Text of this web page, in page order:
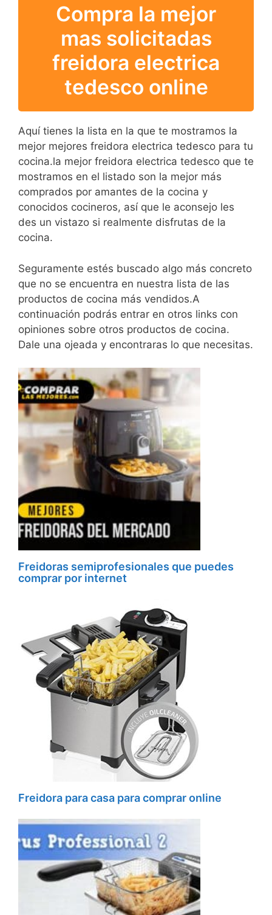
Compra la mejor
mas solicitadas
freidora electrica
tedesco online
Aquí tienes la lista en la que te mostramos la
mejor mejores freidora electrica tedesco para tu
cocina.la mejor freidora electrica tedesco que te
mostramos en el listado son la mejor más
comprados por amantes de la cocina y
conocidos cocineros, así que le aconsejo les
des un vistazo si realmente disfrutas de la
cocina.
Seguramente estés buscado algo más concreto
que no se encuentra en nuestra lista de las
productos de cocina más vendidos.A
continuación podrás entrar en otros links con
opiniones sobre otros productos de cocina.
Dale una ojeada y encontraras lo que necesitas.
Freidoras semiprofesionales que puedes
comprar por internet
Freidora para casa para comprar online